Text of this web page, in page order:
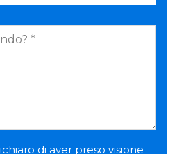
di aver preso visione